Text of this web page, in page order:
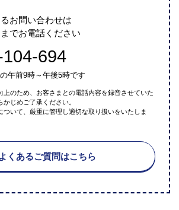
お問い合わせは
でお電話ください
694
午前9時～午後5時です
上のため、お客さまとの電話内容を録音させていた
じめご了承ください。
ついて、厳重に管理し適切な取り扱いをいたしま
よくあるご質問はこちら